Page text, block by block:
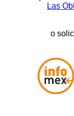
Las
o